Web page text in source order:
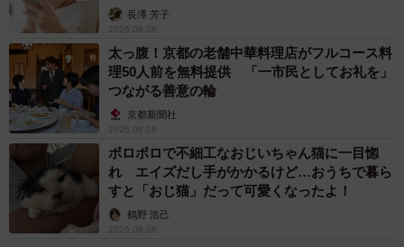
解説】長澤 芳子
2026.08.08
太っ腹！京都の老舗中華料理店がフルコース料
理50人前を無料提供 「一市民としてお礼を」
つながる善意の輪
京都新聞社
2026.08.08
ボロボロで不細工なおじいちゃん猫に一目惚
れ エイズだし手がかかるけど…おうちで暮ら
すと「おじ猫」だって可愛くなったよ！
鶴野 浩己
2026.08.08